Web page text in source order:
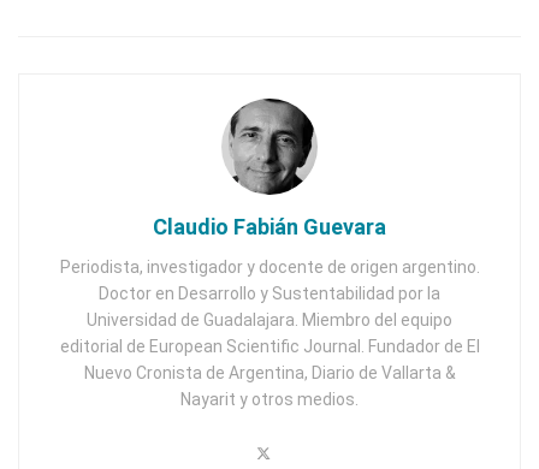
Claudio Fabián Guevara
Periodista, investigador y docente de origen argentino.
Doctor en Desarrollo y Sustentabilidad por la
Universidad de Guadalajara. Miembro del equipo
editorial de European Scientific Journal. Fundador de El
Nuevo Cronista de Argentina, Diario de Vallarta &
Nayarit y otros medios.